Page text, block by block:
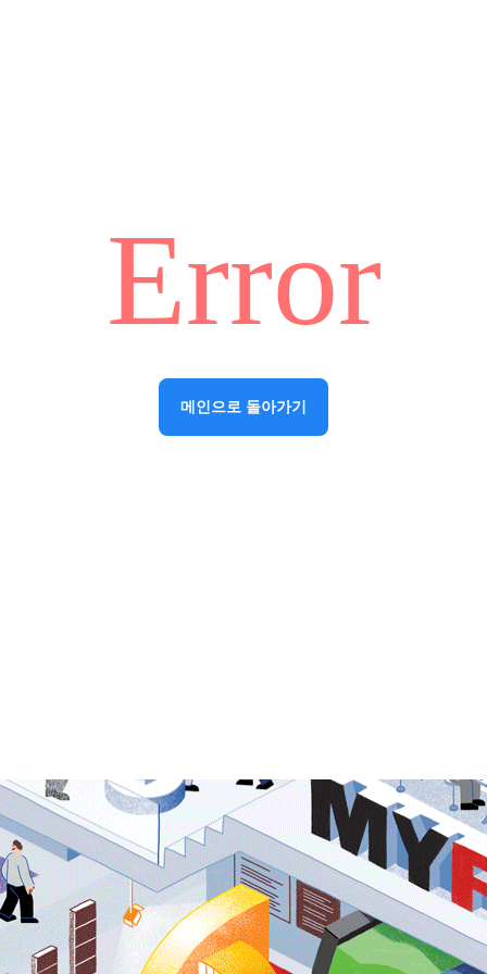
Error
메인으로 돌아가기